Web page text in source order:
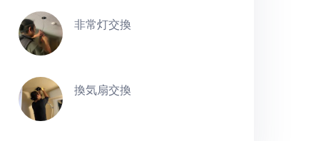
非常灯交換
換気扇交換